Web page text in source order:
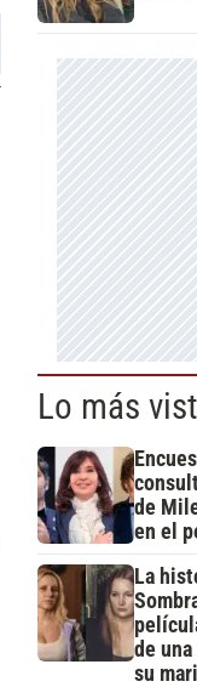
Lo más
de
en el
La
de
su